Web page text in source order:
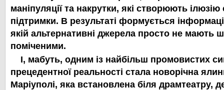
маніпуляції та накрутки, які створюють ілюзію
підтримки. В результаті формується
якій альтернативні джерела просто не мають
поміченими.
І, мабуть, одним із найбільш промовистих
прецедентної реальності стала новорічна
Маріуполі, яка встановлена біля драмтеатру,